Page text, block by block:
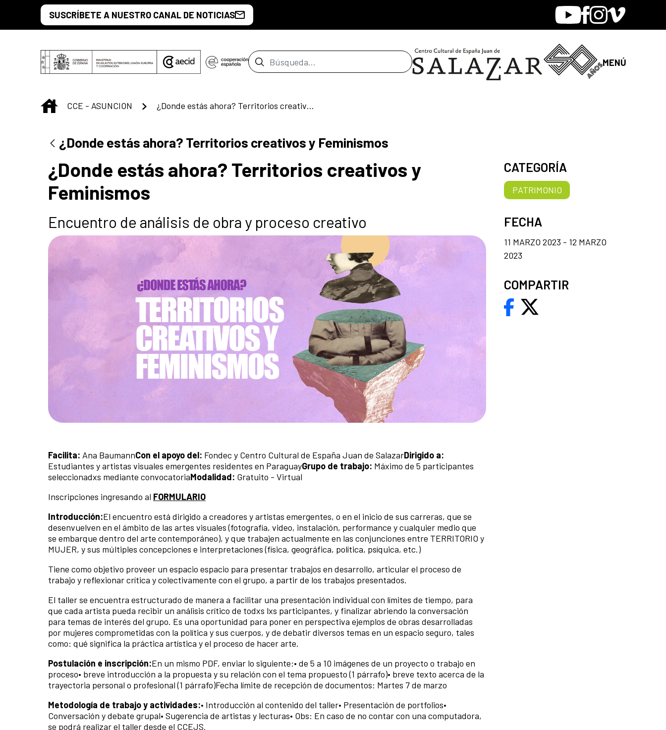
Saltar al contenido principal
SUSCRÍBETE A NUESTRO CANAL DE NOTICIAS YoutubeFacebook
Instagram
Vimeo
Barra de búsqueda MENÚ
INICIO
CCE - ASUNCION ¿Donde estás ahora? Territorios creativos y Feminismos
¿Donde estás ahora? Territorios creativos y Feminismos
¿Donde estás ahora? Territorios creativos y
Feminismos
Encuentro de análisis de obra y proceso creativo
Facilita: Ana BaumannCon el apoyo del: Fondec y Centro Cultural de España Juan de SalazarDirigido a:
Estudiantes y artistas visuales emergentes residentes en ParaguayGrupo de trabajo: Máximo de 5 participantes
seleccionadxs mediante convocatoriaModalidad: Gratuito - Virtual
Inscripciones ingresando al FORMULARIO
Introducción:El encuentro está dirigido a creadores y artistas emergentes, o en el inicio de sus carreras, que se
desenvuelven en el ámbito de las artes visuales (fotografía, video, instalación, performance y cualquier medio que
se embarque dentro del arte contemporáneo), y que trabajen actualmente en las conjunciones entre TERRITORIO y
MUJER, y sus múltiples concepciones e interpretaciones (física, geográfica, política, psíquica, etc.)
Tiene como objetivo proveer un espacio espacio para presentar trabajos en desarrollo, articular el proceso de
trabajo y reflexionar crítica y colectivamente con el grupo, a partir de los trabajos presentados.
El taller se encuentra estructurado de manera a facilitar una presentación individual con límites de tiempo, para
que cada artista pueda recibir un análisis crítico de todxs lxs participantes, y finalizar abriendo la conversación
para temas de interés del grupo. Es una oportunidad para poner en perspectiva ejemplos de obras desarrolladas
por mujeres comprometidas con la política y sus cuerpos, y de debatir diversos temas en un espacio seguro, tales
como: qué significa la práctica artística y el proceso de hacer arte.
Postulación e inscripción:En un mismo PDF, enviar lo siguiente:• de 5 a 10 imágenes de un proyecto o trabajo en
proceso• breve introducción a la propuesta y su relación con el tema propuesto (1 párrafo)• breve texto acerca de la
trayectoria personal o profesional (1 párrafo)Fecha límite de recepción de documentos: Martes 7 de marzo
Metodología de trabajo y actividades:• Introducción al contenido del taller• Presentación de portfolios•
Conversación y debate grupal• Sugerencia de artistas y lecturas• Obs: En caso de no contar con una computadora,
se podrá realizar el taller desde el CCEJS.
CATEGORÍA
PATRIMONIO
FECHA
11 MARZO 2023 - 12 MARZO
2023
COMPARTIR